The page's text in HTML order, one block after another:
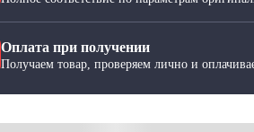
Оплата при получении
Получаем товар, проверяем лично и